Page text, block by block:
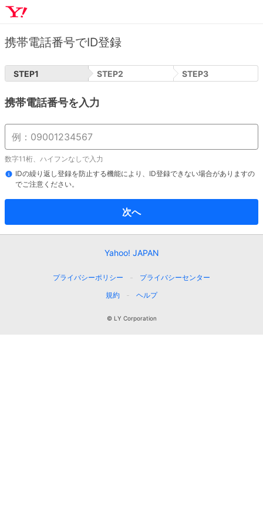
携帯電話番号でID登録
STEP1 STEP2 STEP3
携帯電話番号を入力
数字11桁、ハイフンなしで入力
IDの繰り返し登録を防止する機能により、ID登録できない場合がありますの
でご注意ください。
次へ
Yahoo! JAPAN
プライバシーポリシー
プライバシーセンター
規約
ヘルプ
© LY Corporation